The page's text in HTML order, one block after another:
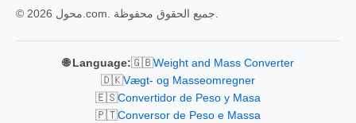
🌐 Language:🇬🇧Weight and Mass Converter
🇩🇰Vægt- og Masseomregner
🇪🇸Convertidor de Peso y Masa
🇵🇹Conversor de Peso e Massa